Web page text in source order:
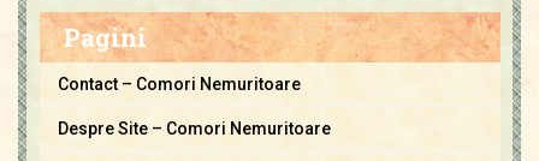
m
i
Pagini
Contact – Comori Nemuritoare
Despre Site – Comori Nemuritoare